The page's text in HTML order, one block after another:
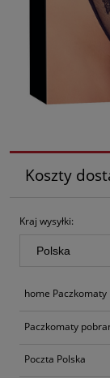
Koszty
Cena nie zawiera
Kraj wysyłki:
home Paczkomaty
Paczkomaty
Poczta Polska